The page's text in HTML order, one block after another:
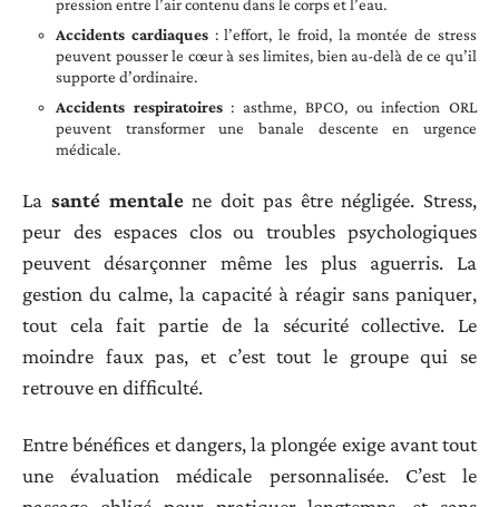
pression entre l’air contenu dans le corps et l’eau.
Accidents cardiaques: l’effort, le froid, la montée de stress
peuvent pousser le cœur à ses limites, bien au-delà de ce qu’il
supporte d’ordinaire.
Accidents respiratoires: asthme, BPCO, ou infection ORL
peuvent transformer une banale descente en urgence
médicale.
La santé mentalene doit pas être négligée. Stress,
peur des espaces clos ou troubles psychologiques
peuvent désarçonner même les plus aguerris. La
gestion du calme, la capacité à réagir sans paniquer,
tout cela fait partie de la sécurité collective. Le
moindre faux pas, et c’est tout le groupe qui se
retrouve en difficulté.
Entre bénéfices et dangers, la plongée exige avant tout
une évaluation médicale personnalisée. C’est le